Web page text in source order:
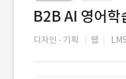
B2B AI 영어학
디자인 기획 웹